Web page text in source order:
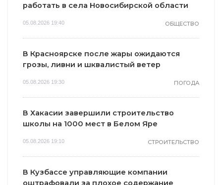
работать в села Новосибирской области
05.08.2026 19:40 ОБЩЕСТВО
В Красноярске после жары ожидаются
грозы, ливни и шквалистый ветер
05.08.2026 19:30 ПОГОДА
В Хакасии завершили строительство
школы на 1000 мест в Белом Яре
05.08.2026 19:10 СТРОИТЕЛЬСТВО
В Кузбассе управляющие компании
оштрафовали за плохое содержание